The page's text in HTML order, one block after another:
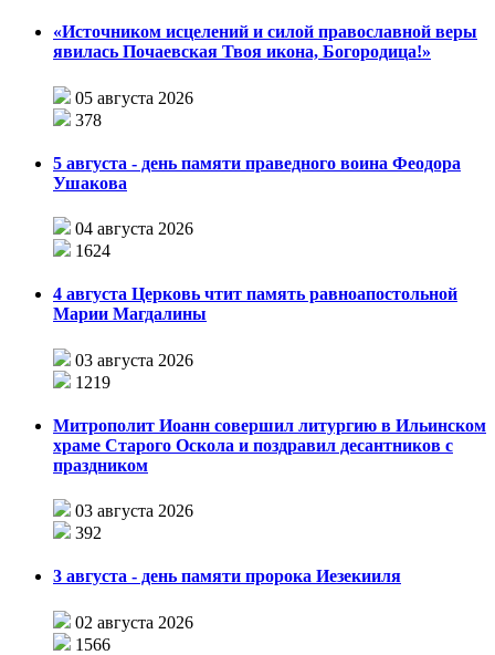
«Источником исцелений и силой православной веры
явилась Почаевская Твоя икона, Богородица!»
05 августа 2026
378
5 августа - день памяти праведного воина Феодора
Ушакова
04 августа 2026
1624
4 августа Церковь чтит память равноапостольной
Марии Магдалины
03 августа 2026
1219
Митрополит Иоанн совершил литургию в Ильинском
храме Старого Оскола и поздравил десантников с
праздником
03 августа 2026
392
3 августа - день памяти пророка Иезекииля
02 августа 2026
1566